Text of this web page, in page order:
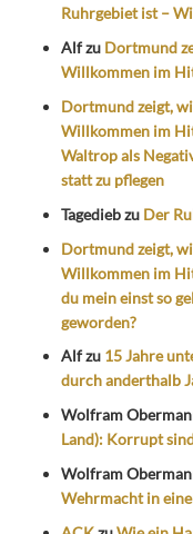
Ruhrgebiet ist –
Alfzu Dortmund
Willkommen im
Dortmund zeigt,
Willkommen im
Waltrop als
statt zu pflegen
Tagediebzu Der
Dortmund zeigt,
Willkommen im
du mein einst so
geworden?
Alfzu 15 Jahre
durch anderthalb
Wolfram
Land): Korrupt
Wolfram
Wehrmacht in